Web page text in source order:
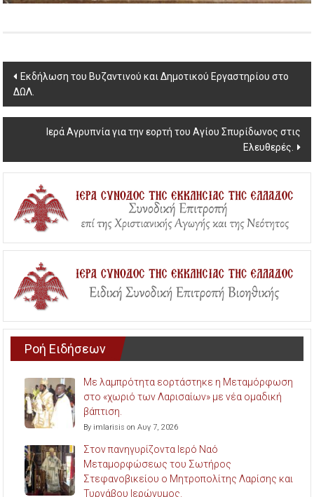
Post
navigation
Εκδήλωση του Βυζαντινού και Δημοτικού Εργαστηρίου στο
ΔΩΛ.
Ιερά Αγρυπνία για την εορτή του Αγίου Σπυρίδωνος στις
Ελευθερές.
Ροή Ειδήσεων
Με λαμπρότητα εορτάστηκε η Μεταμόρφωση
στο «χωριό των Λαρισαίων» με νέα ομαδική
βάπτιση.
By imlarisis on Αυγ 7, 2026
Στον πανηγυρίζοντα Ιερό Ναό
Μεταμορφώσεως του Σωτήρος
Στεφανοβικείου ο Μητροπολίτης Λαρίσης και
Τυρνάβου Ιερώνυμος.